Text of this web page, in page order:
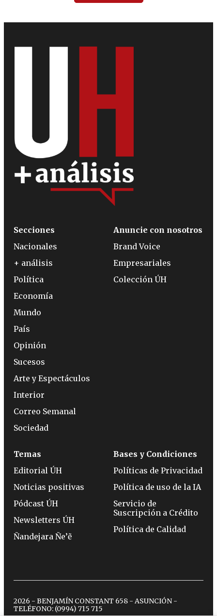
Secciones
Nacionales
+ análisis
Política
Economía
Mundo
País
Opinión
Sucesos
Arte y Espectáculos
Interior
Correo Semanal
Sociedad
Anuncie con nosotros
Brand Voice
Empresariales
Colección ÚH
Temas
Editorial ÚH
Noticias positivas
Pódcast ÚH
Newsletters ÚH
Ñandejara Ñe’ẽ
Bases y Condiciones
Políticas de Privacidad
Política de uso de la IA
Servicio de
Suscripción a Crédito
Política de Calidad
2026 - BENJAMÍN CONSTANT 658 - ASUNCIÓN -
TELÉFONO: (0994) 715 715